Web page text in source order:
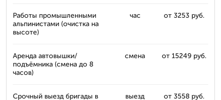
Работы промышленными
альпинистами (очистка на
высоте)
час от 3253 руб.
Аренда автовышки/
подъёмника (смена до 8
часов)
смена от 15249 руб.
Срочный выезд бригады в
выезд от 3558 руб.